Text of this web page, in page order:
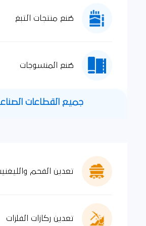
صُنع منتجات التبغ
صُنع المنسوجات
جميع القطاعات
تعدين الفحم
تعدين ركازات الفلزات